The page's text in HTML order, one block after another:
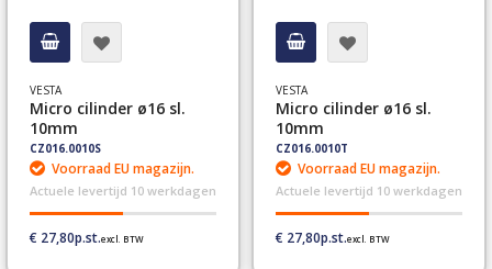
VESTA
Micro cilinder ø16 sl.
10mm
CZ016.0010S
Voorraad EU magazijn.
Actuele levertijd 10 werkdagen
€ 27,80
VESTA
Micro cilinder ø16 sl.
10mm
CZ016.0010T
Voorraad EU magazijn.
Actuele levertijd 10 werkdagen
€ 27,80